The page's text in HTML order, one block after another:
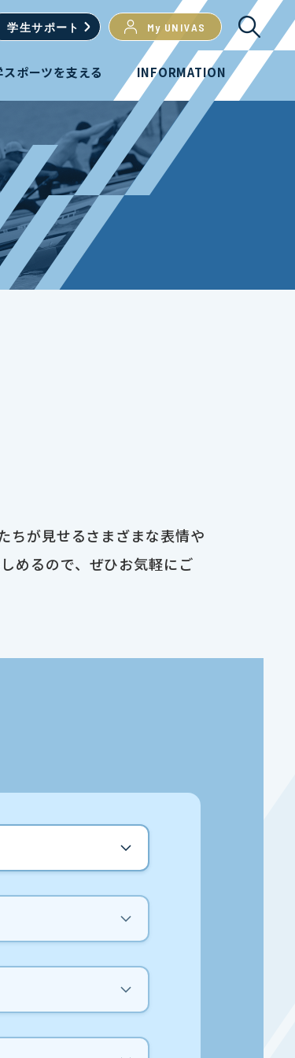
学生サポート My UNIVAS
スポーツを支える INFORMATION
ちが見せるさまざまな表情や
めるので、ぜひお気軽にご